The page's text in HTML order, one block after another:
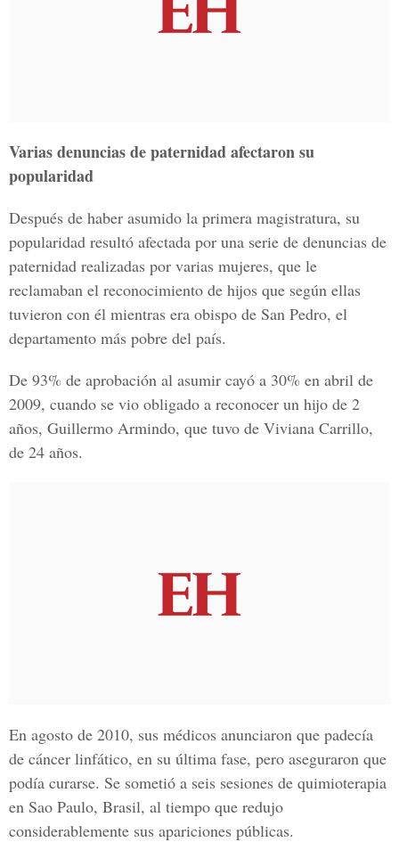
Varias denuncias de paternidad afectaron su
popularidad
Después de haber asumido la primera magistratura, su
popularidad resultó afectada por una serie de denuncias de
paternidad realizadas por varias mujeres, que le
reclamaban el reconocimiento de hijos que según ellas
tuvieron con él mientras era obispo de San Pedro, el
departamento más pobre del país.
De 93% de aprobación al asumir cayó a 30% en abril de
2009, cuando se vio obligado a reconocer un hijo de 2
años, Guillermo Armindo, que tuvo de Viviana Carrillo,
de 24 años.
En agosto de 2010, sus médicos anunciaron que padecía
de cáncer linfático, en su última fase, pero aseguraron que
podía curarse. Se sometió a seis sesiones de quimioterapia
en Sao Paulo, Brasil, al tiempo que redujo
considerablemente sus apariciones públicas.